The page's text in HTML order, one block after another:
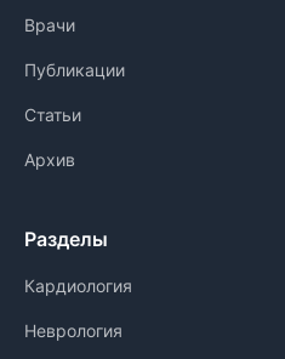
Врачи
Публикации
Статьи
Архив
Разделы
Кардиология
Неврология